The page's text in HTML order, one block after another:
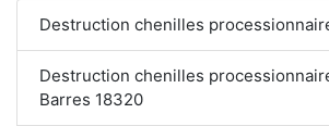
Destruction chenilles
Destruction chenilles
Barres 18320